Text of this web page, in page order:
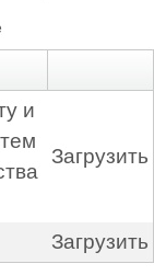
и
Загрузить
Загрузить